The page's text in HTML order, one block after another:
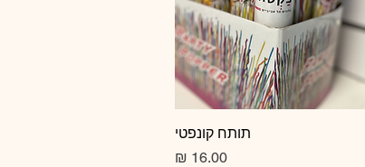
תצוגה מהירהתותח קונפטי
מחיר